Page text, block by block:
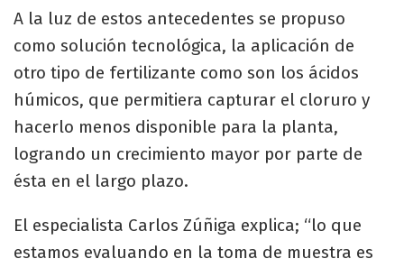
A la luz de estos antecedentes se propuso
como solución tecnológica, la aplicación de
otro tipo de fertilizante como son los ácidos
húmicos, que permitiera capturar el cloruro y
hacerlo menos disponible para la planta,
logrando un crecimiento mayor por parte de
ésta en el largo plazo.
El especialista Carlos Zúñiga explica; “lo que
estamos evaluando en la toma de muestra es